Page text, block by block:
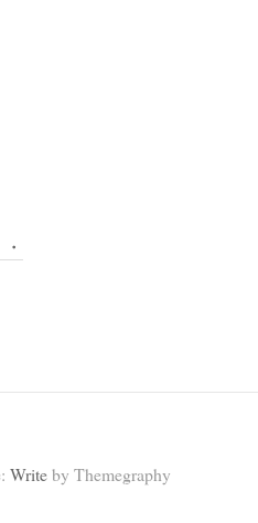
Writeby Themegraphy